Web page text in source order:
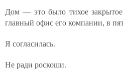
Дом — это было тихое закрытое
главный офис его компании, в
Я согласилась.
Не ради роскоши.